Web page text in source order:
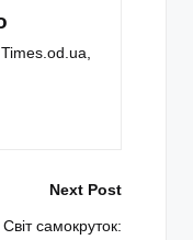
Next Post
Світ самокруток: